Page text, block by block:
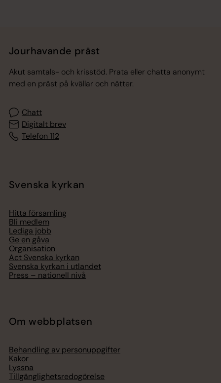
Jourhavande präst
Akut samtals- och krisstöd. Prata eller chatta anonymt
med en präst på kvällar och nätter.
Chatt
Digitalt brev
Telefon 112
Svenska kyrkan
Hitta församling
Bli medlem
Lediga jobb
Ge en gåva
Organisation
Act Svenska kyrkan
Svenska kyrkan i utlandet
Press – nationell nivå
Om webbplatsen
Behandling av personuppgifter
Kakor
Lyssna
Tillgänglighetsredogörelse